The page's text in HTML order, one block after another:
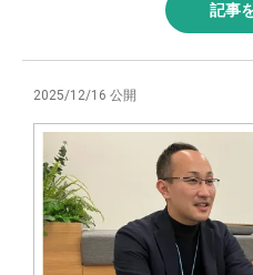
記事
2025/12/16 公開